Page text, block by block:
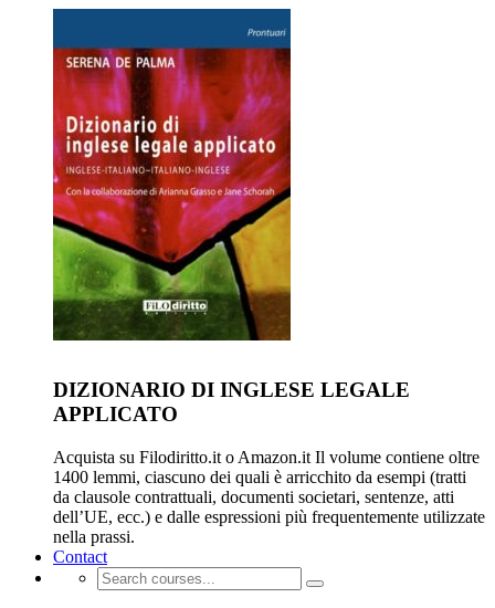
DIZIONARIO DI INGLESE LEGALE
APPLICATO
Acquista su Filodiritto.it o Amazon.it Il volume contiene oltre
1400 lemmi, ciascuno dei quali è arricchito da esempi (tratti
da clausole contrattuali, documenti societari, sentenze, atti
dell’UE, ecc.) e dalle espressioni più frequentemente utilizzate
nella prassi.
Contact